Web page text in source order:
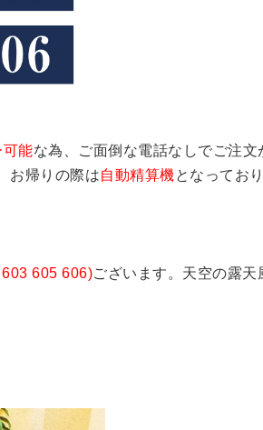
可能な為、ご面倒な電話なしでご注
お帰りの際は自動精算機となってお
605 606)ございます。天空の露